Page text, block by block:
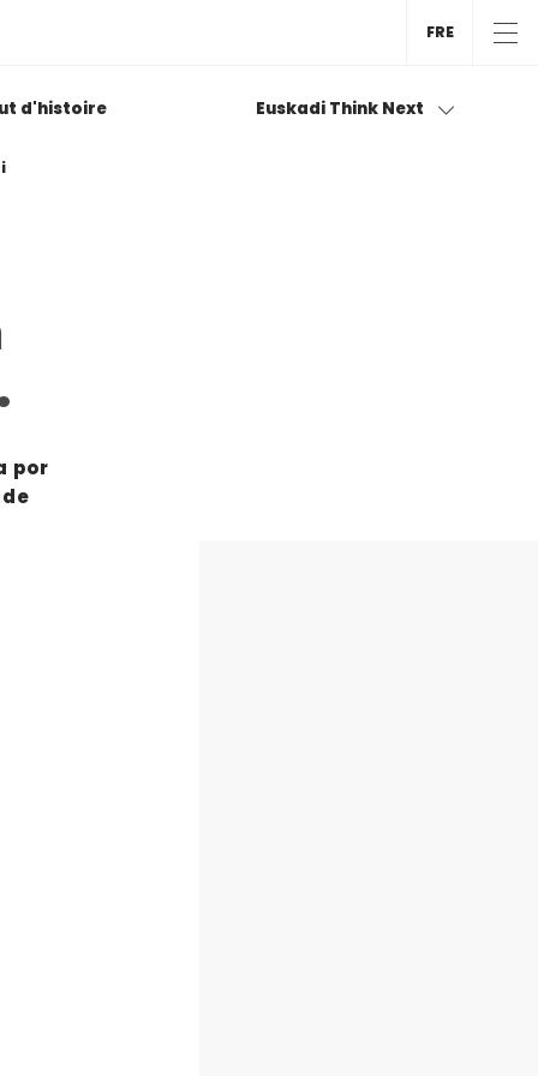
d'histoire Euskadi Think Next
FRE
por